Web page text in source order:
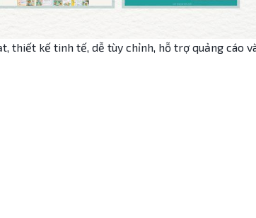
thiết kế tinh tế, dễ tùy chỉnh, hỗ trợ quảng cáo